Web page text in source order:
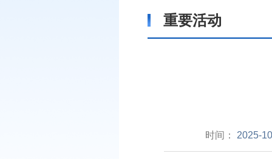
重要活动
时间： 2025-